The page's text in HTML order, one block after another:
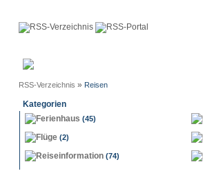
RSS-Verzeichnis » Reisen
Kategorien
Ferienhaus (45)
Flüge (2)
Reiseinformation (74)